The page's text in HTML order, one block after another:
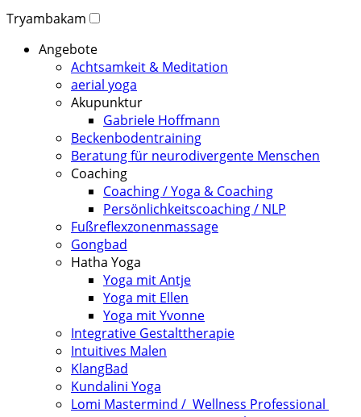
Tryambakam
Angebote
Achtsamkeit & Meditation
aerial yoga
Akupunktur
Gabriele Hoffmann
Beckenbodentraining
Beratung für neurodivergente Menschen
Coaching
Coaching / Yoga & Coaching
Persönlichkeitscoaching / NLP
Fußreflexzonenmassage
Gongbad
Hatha Yoga
Yoga mit Antje
Yoga mit Ellen
Yoga mit Yvonne
Integrative Gestalttherapie
Intuitives Malen
KlangBad
Kundalini Yoga
Lomi Mastermind / Wellness Professional